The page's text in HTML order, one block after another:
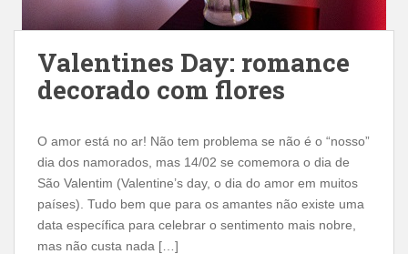
Valentines Day: romance
decorado com flores
O amor está no ar! Não tem problema se não é o “nosso”
dia dos namorados, mas 14/02 se comemora o dia de
São Valentim (Valentine’s day, o dia do amor em muitos
países). Tudo bem que para os amantes não existe uma
data específica para celebrar o sentimento mais nobre,
mas não custa nada […]